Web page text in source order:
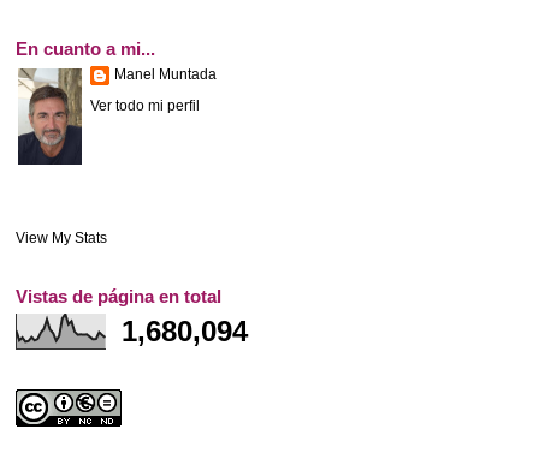
En cuanto a mi...
Manel Muntada
Ver todo mi perfil
View My Stats
Vistas de página en total
1,680,094